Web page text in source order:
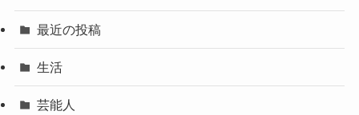
最近の投稿
生活
芸能人